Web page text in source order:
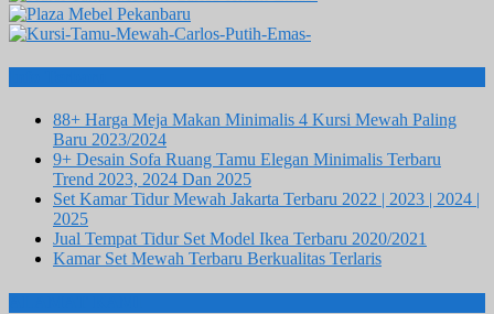
88+ Harga Meja Makan Minimalis 4 Kursi Mewah Paling
Baru 2023/2024
9+ Desain Sofa Ruang Tamu Elegan Minimalis Terbaru
Trend 2023, 2024 Dan 2025
Set Kamar Tidur Mewah Jakarta Terbaru 2022 | 2023 | 2024 |
2025
Jual Tempat Tidur Set Model Ikea Terbaru 2020/2021
Kamar Set Mewah Terbaru Berkualitas Terlaris